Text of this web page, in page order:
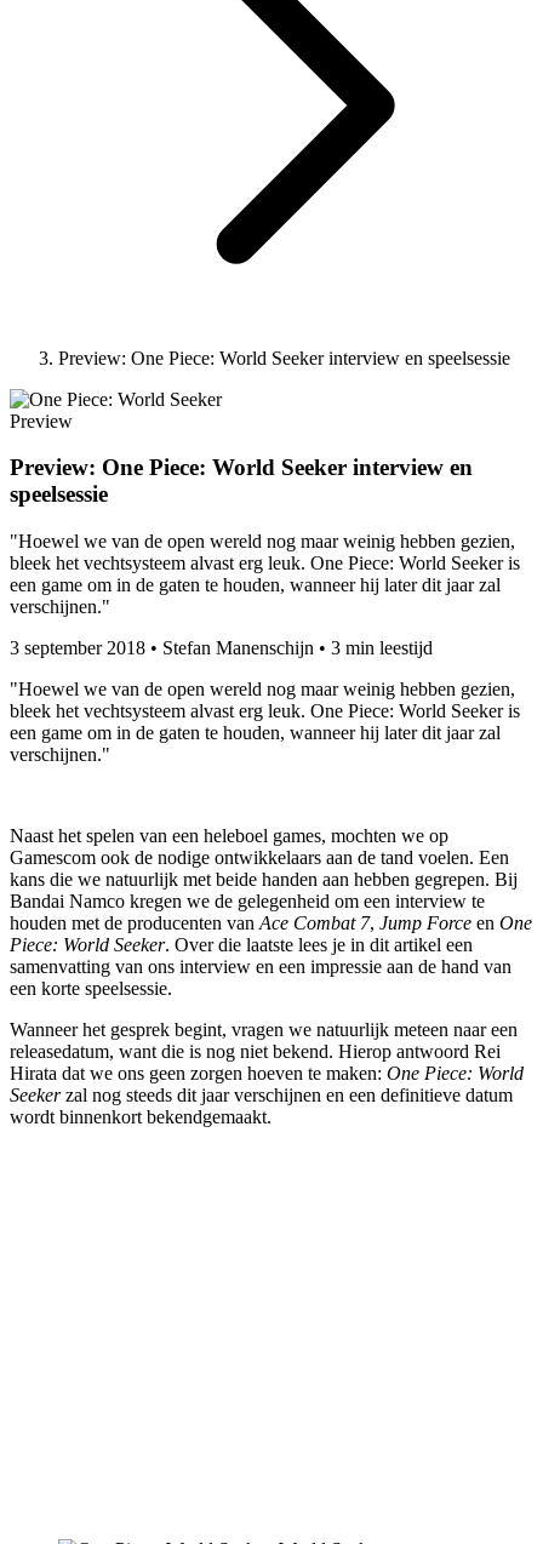
Preview: One Piece: World Seeker interview en speelsessie
Preview
Preview: One Piece: World Seeker interview en
speelsessie
"Hoewel we van de open wereld nog maar weinig hebben gezien,
bleek het vechtsysteem alvast erg leuk. One Piece: World Seeker is
een game om in de gaten te houden, wanneer hij later dit jaar zal
verschijnen."
3 september 2018 • Stefan Manenschijn • 3 min leestijd
"Hoewel we van de open wereld nog maar weinig hebben gezien,
bleek het vechtsysteem alvast erg leuk. One Piece: World Seeker is
een game om in de gaten te houden, wanneer hij later dit jaar zal
verschijnen."
Naast het spelen van een heleboel games, mochten we op
Gamescom ook de nodige ontwikkelaars aan de tand voelen. Een
kans die we natuurlijk met beide handen aan hebben gegrepen. Bij
Bandai Namco kregen we de gelegenheid om een interview te
houden met de producenten van Ace Combat 7, Jump Force en One
Piece: World Seeker. Over die laatste lees je in dit artikel een
samenvatting van ons interview en een impressie aan de hand van
een korte speelsessie.
Wanneer het gesprek begint, vragen we natuurlijk meteen naar een
releasedatum, want die is nog niet bekend. Hierop antwoord Rei
Hirata dat we ons geen zorgen hoeven te maken: One Piece: World
Seekerzal nog steeds dit jaar verschijnen en een definitieve datum
wordt binnenkort bekendgemaakt.